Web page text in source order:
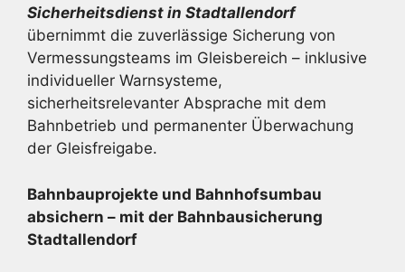
Sicherheitsdienst in Stadtallendorf
übernimmt die zuverlässige Sicherung von
Vermessungsteams im Gleisbereich – inklusive
individueller Warnsysteme,
sicherheitsrelevanter Absprache mit dem
Bahnbetrieb und permanenter Überwachung
der Gleisfreigabe.
Bahnbauprojekte und Bahnhofsumbau
absichern – mit der Bahnbau­sicherung
Stadtallendorf